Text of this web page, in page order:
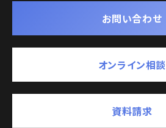
お問い合わせ
オンライン相談
資料請求